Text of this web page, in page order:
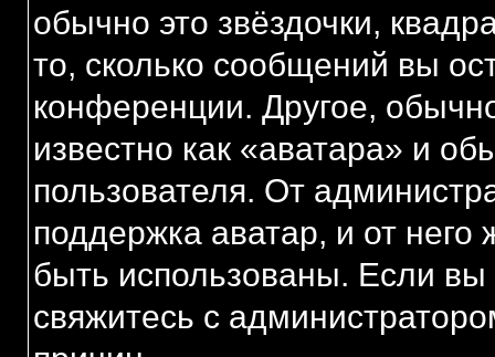
обычно это звёздочки,
то, сколько сообщений вы
конференции. Другое,
известно как «аватара» и
пользователя. От
поддержка аватар, и от него
быть использованы. Если
свяжитесь с